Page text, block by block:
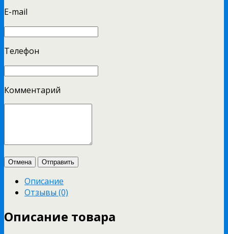
E-mail
Телефон
Комментарий
Отмена Отправить
Описание
Отзывы (0)
Описание товара